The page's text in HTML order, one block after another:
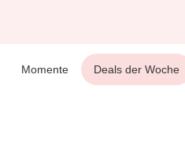
Momente Deals der Woche